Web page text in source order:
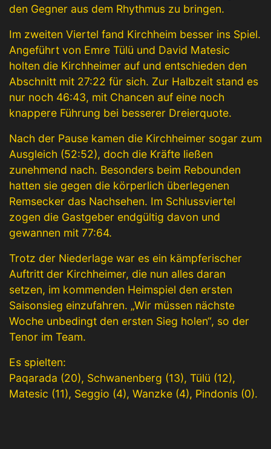
den Gegner aus dem Rhythmus zu bringen.
Im zweiten Viertel fand Kirchheim besser ins Spiel.
Angeführt von Emre Tülü und David Matesic
holten die Kirchheimer auf und entschieden den
Abschnitt mit 27:22 für sich. Zur Halbzeit stand es
nur noch 46:43, mit Chancen auf eine noch
knappere Führung bei besserer Dreierquote.
Nach der Pause kamen die Kirchheimer sogar zum
Ausgleich (52:52), doch die Kräfte ließen
zunehmend nach. Besonders beim Rebounden
hatten sie gegen die körperlich überlegenen
Remsecker das Nachsehen. Im Schlussviertel
zogen die Gastgeber endgültig davon und
gewannen mit 77:64.
Trotz der Niederlage war es ein kämpferischer
Auftritt der Kirchheimer, die nun alles daran
setzen, im kommenden Heimspiel den ersten
Saisonsieg einzufahren. „Wir müssen nächste
Woche unbedingt den ersten Sieg holen“, so der
Tenor im Team.
Es spielten:
Paqarada (20), Schwanenberg (13), Tülü (12),
Matesic (11), Seggio (4), Wanzke (4), Pindonis (0).